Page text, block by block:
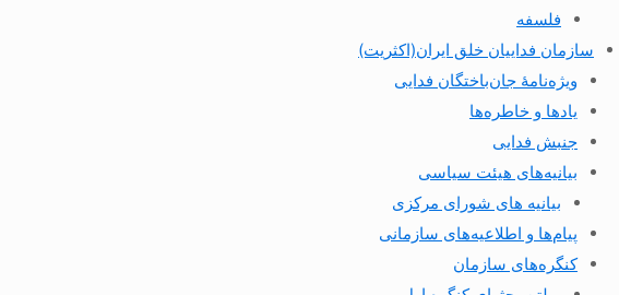
فلسفه
سازمان فداییان خلق ایران(اکثریت)
ویژه‌نامهٔ جان‌باختگان فدایی
یادها و خاطره‌ها
جنبش فدایی
بیانیه‌های هیئت سیاسی
بیانیه های شورای مرکزی
پیام‌ها و اطلاعیه‌های سازمانی
کنگره‌های سازمان